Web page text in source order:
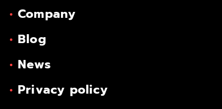
Company
Blog
News
Privacy policy